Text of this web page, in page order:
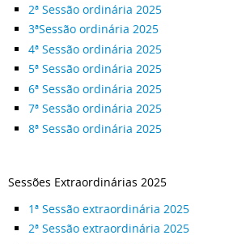
2ª Sessão ordinária 2025
3ªSessão ordinária 2025
4ª Sessão ordinária 2025
5ª Sessão ordinária 2025
6ª Sessão ordinária 2025
7ª Sessão ordinária 2025
8ª Sessão ordinária 2025
Sessões Extraordinárias 2025
1ª Sessão extraordinária 2025
2ª Sessão extraordinária 2025